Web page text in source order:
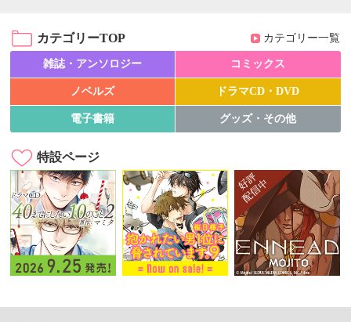
カテゴリーTOP カテゴリー一覧
雑誌・アンソロジー コミックス
ノベルズ ドラマCD・DVD
電子書籍 グッズ・その他
特設ページ